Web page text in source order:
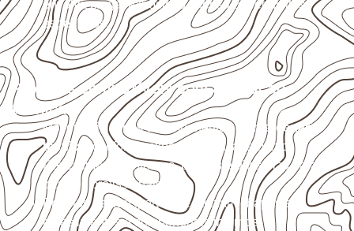
envolva carga, exposição intensa ou requisitos
específicos.
Projetos compatíveis com avaliação
técnica
Móveis, divisórias e componentes de
marcenaria
técnica
, conforme exposição e acabamento.
Revestimentos internos, painéis e divisórias para
projetos profissionais.
Projetos de transporte que utilizam chapas em
revestimentos e componentes internos.